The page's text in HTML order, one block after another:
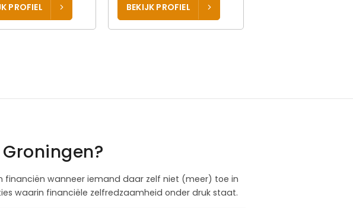
PROFIEL BEKIJK PROFIEL
financiën wanneer iemand daar zelf niet (meer) toe in
waarin financiële zelfredzaamheid onder druk staat.